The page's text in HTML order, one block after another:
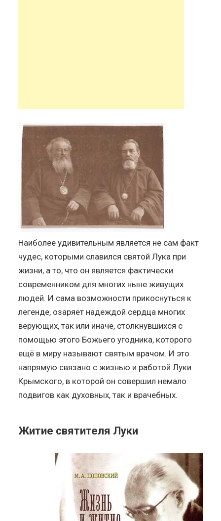
Наиболее удивительным является не сам факт
чудес, которыми славился святой Лука при
жизни, а то, что он является фактически
современником для многих ныне живущих
людей. И сама возможности прикоснуться к
легенде, озаряет надеждой сердца многих
верующих, так или иначе, столкнувшихся с
помощью этого Божьего угодника, которого
ещё в миру называют святым врачом. И это
напрямую связано с жизнью и работой Луки
Крымского, в которой он совершил немало
подвигов как духовных, так и врачебных.
Житие святителя Луки